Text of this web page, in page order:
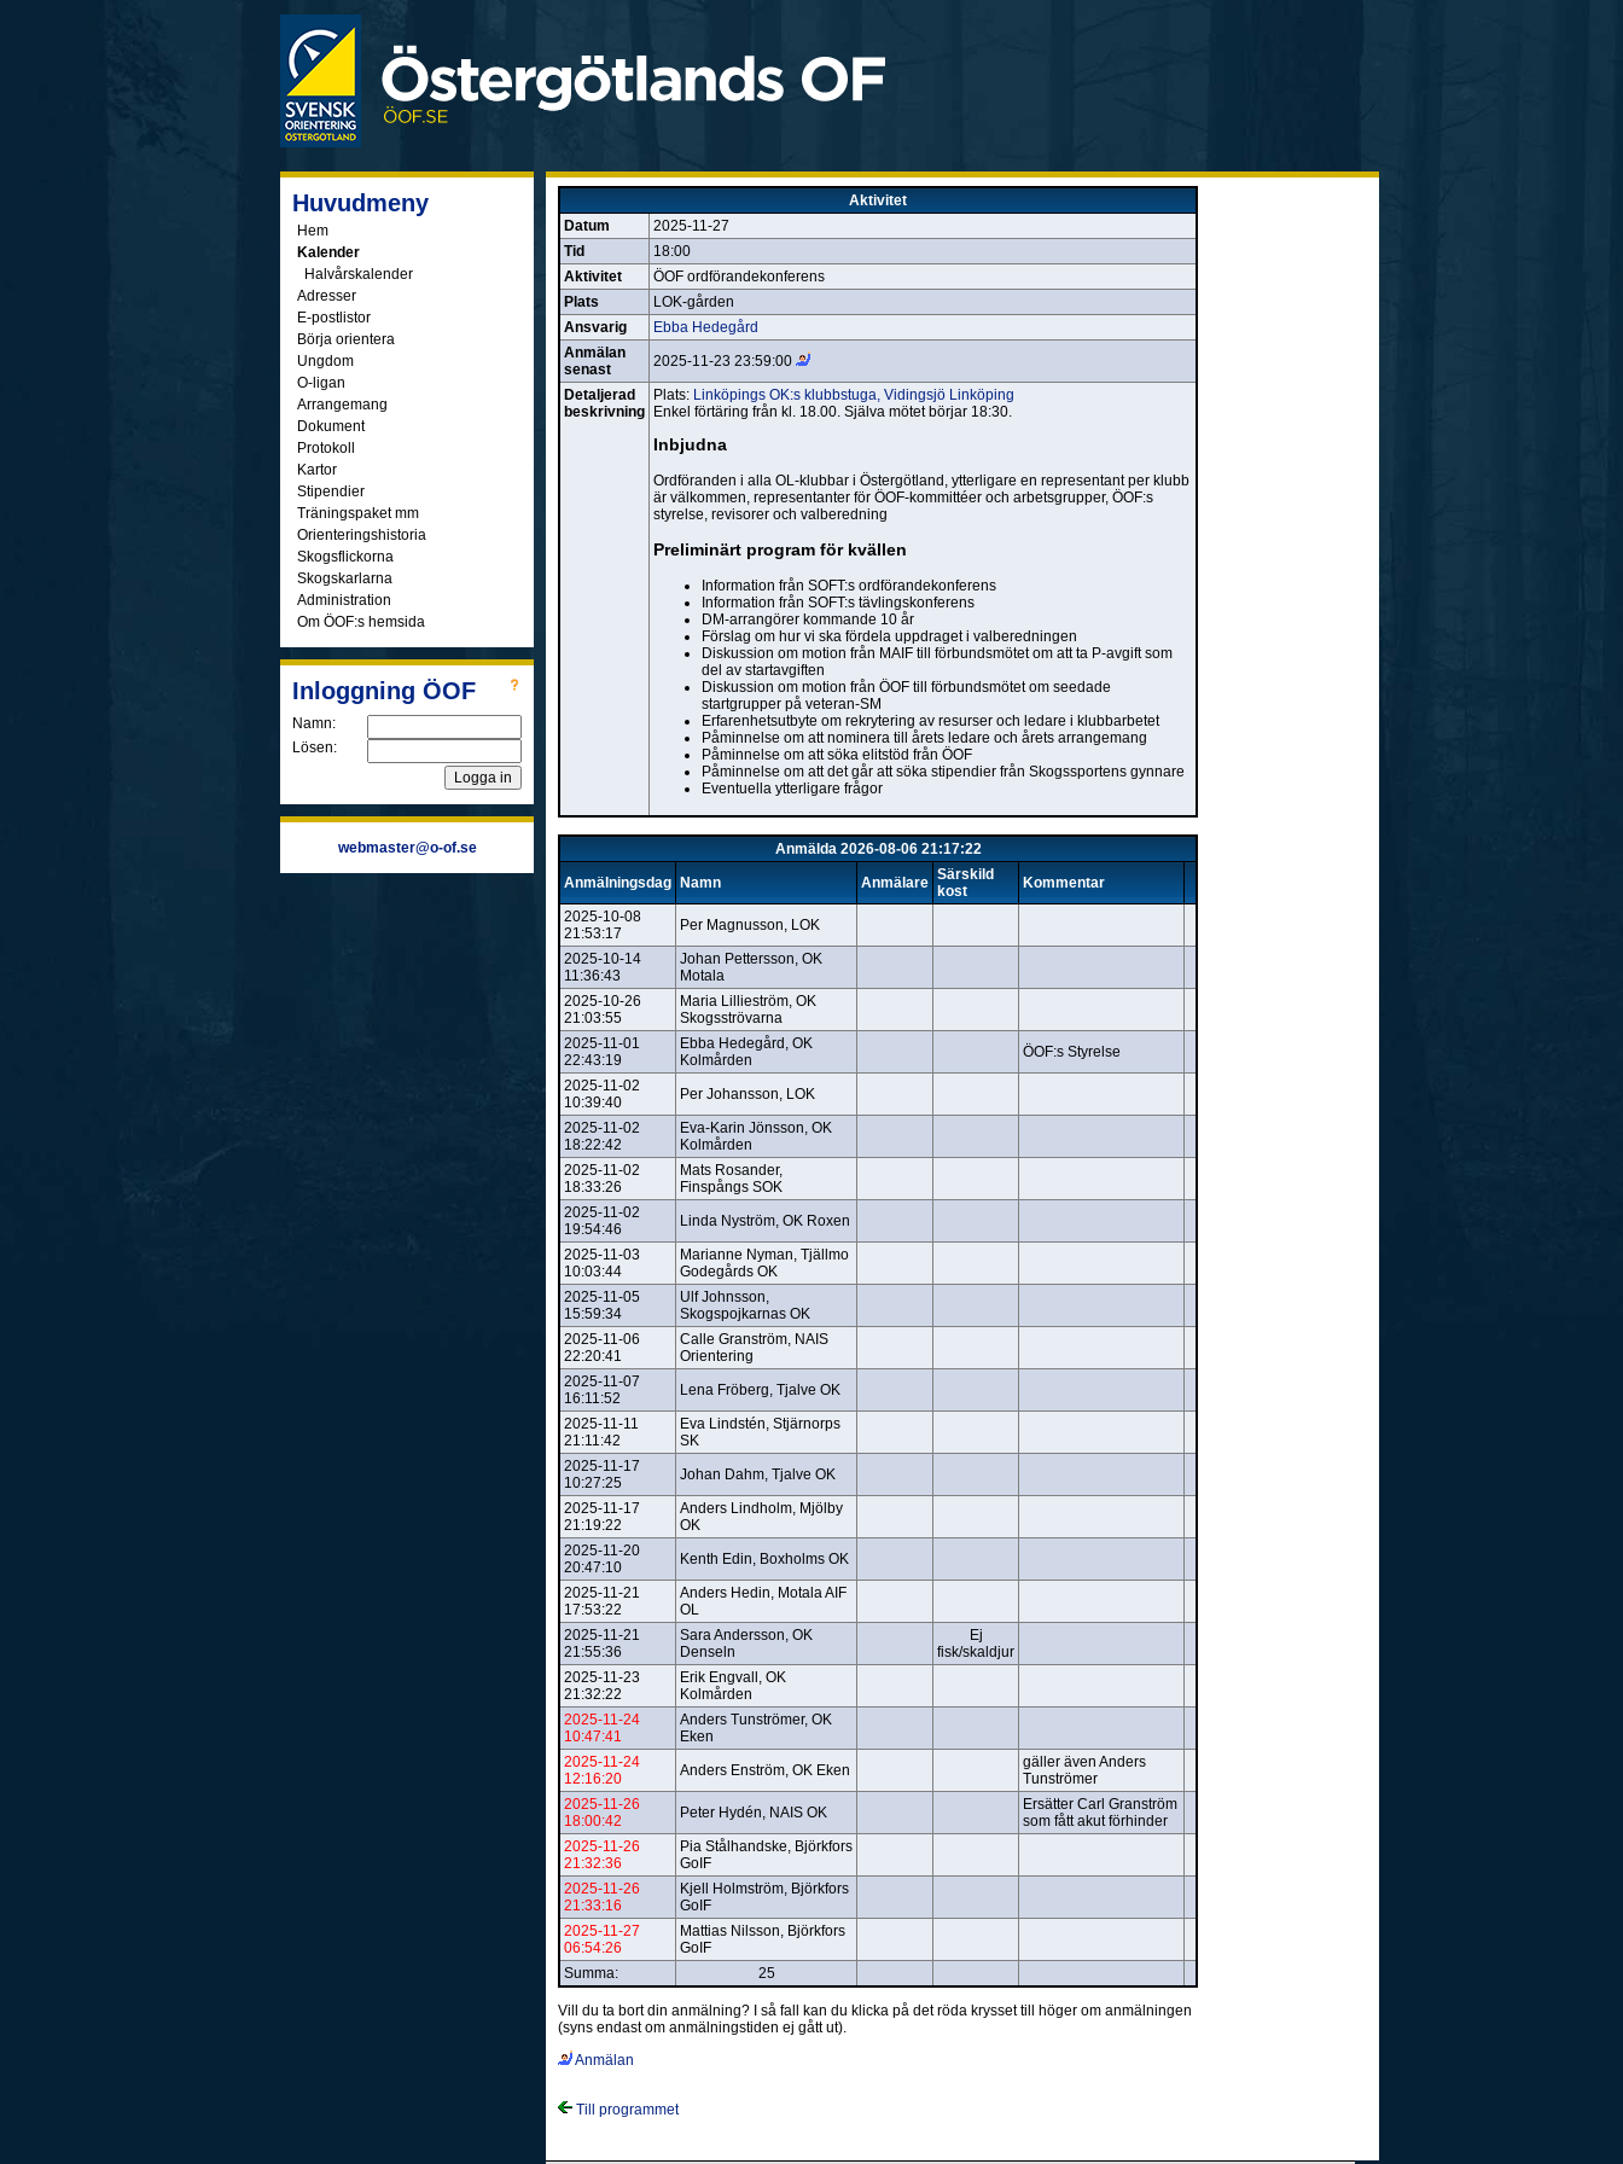
Huvudmeny
Hem
Kalender
Halvårskalender
Adresser
E-postlistor
Börja orientera
Ungdom
O-ligan
Arrangemang
Dokument
Protokoll
Kartor
Stipendier
Träningspaket mm
Orienteringshistoria
Skogsflickorna
Skogskarlarna
Administration
Om ÖOF:s hemsida
Inloggning ÖOF
Namn:
Lösen:
webmaster@o-of.se
Aktivitet
Datum
2025-11-27
Tid
18:00
Aktivitet
ÖOF ordförandekonferens
Plats
LOK-gården
Ansvarig
Ebba Hedegård
Anmälan
senast
2025-11-23 23:59:00
Detaljerad
beskrivning
Plats: Linköpings OK:s klubbstuga, Vidingsjö Linköping
Enkel förtäring från kl. 18.00. Själva mötet börjar 18:30.
Inbjudna
Ordföranden i alla OL-klubbar i Östergötland, ytterligare en representant per klubb
är välkommen, representanter för ÖOF-kommittéer och arbetsgrupper, ÖOF:s
styrelse, revisorer och valberedning
Preliminärt program för kvällen
Information från SOFT:s ordförandekonferens
Information från SOFT:s tävlingskonferens
DM-arrangörer kommande 10 år
Förslag om hur vi ska fördela uppdraget i valberedningen
Diskussion om motion från MAIF till förbundsmötet om att ta P-avgift som
del av startavgiften
Diskussion om motion från ÖOF till förbundsmötet om seedade
startgrupper på veteran-SM
Erfarenhetsutbyte om rekrytering av resurser och ledare i klubbarbetet
Påminnelse om att nominera till årets ledare och årets arrangemang
Påminnelse om att söka elitstöd från ÖOF
Påminnelse om att det går att söka stipendier från Skogssportens gynnare
Eventuella ytterligare frågor
Anmälda 2026-08-06 21:17:22
Anmälningsdag
Namn Anmälare Särskild
kost
Kommentar
2025-10-08
21:53:17
Per Magnusson, LOK
2025-10-14
11:36:43
Johan Pettersson, OK
Motala
2025-10-26
21:03:55
Maria Lillieström, OK
Skogsströvarna
2025-11-01
22:43:19
Ebba Hedegård, OK
Kolmården
ÖOF:s Styrelse
2025-11-02
10:39:40
Per Johansson, LOK
2025-11-02
18:22:42
Eva-Karin Jönsson, OK
Kolmården
2025-11-02
18:33:26
Mats Rosander,
Finspångs SOK
2025-11-02
19:54:46
Linda Nyström, OK Roxen
2025-11-03
10:03:44
Marianne Nyman, Tjällmo
Godegårds OK
2025-11-05
15:59:34
Ulf Johnsson,
Skogspojkarnas OK
2025-11-06
22:20:41
Calle Granström, NAIS
Orientering
2025-11-07
16:11:52
Lena Fröberg, Tjalve OK
2025-11-11
21:11:42
Eva Lindstén, Stjärnorps
SK
2025-11-17
10:27:25
Johan Dahm, Tjalve OK
2025-11-17
21:19:22
Anders Lindholm, Mjölby
OK
2025-11-20
20:47:10
Kenth Edin, Boxholms OK
2025-11-21
17:53:22
Anders Hedin, Motala AIF
OL
2025-11-21
21:55:36
Sara Andersson, OK
Denseln
Ej
fisk/skaldjur
2025-11-23
21:32:22
Erik Engvall, OK
Kolmården
2025-11-24
10:47:41
Anders Tunströmer, OK
Eken
2025-11-24
12:16:20
Anders Enström, OK Eken
gäller även Anders
Tunströmer
2025-11-26
18:00:42
Peter Hydén, NAIS OK
Ersätter Carl Granström
som fått akut förhinder
2025-11-26
21:32:36
Pia Stålhandske, Björkfors
GoIF
2025-11-26
21:33:16
Kjell Holmström, Björkfors
GoIF
2025-11-27
06:54:26
Mattias Nilsson, Björkfors
GoIF
Summa:
25
Vill du ta bort din anmälning? I så fall kan du klicka på det röda krysset till höger om anmälningen
(syns endast om anmälningstiden ej gått ut).
Anmälan
Till programmet